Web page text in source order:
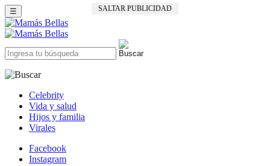
SALTAR PUBLICIDAD
☰
Celebrity
Vida y salud
Hijos y familia
Virales
Facebook
Instagram